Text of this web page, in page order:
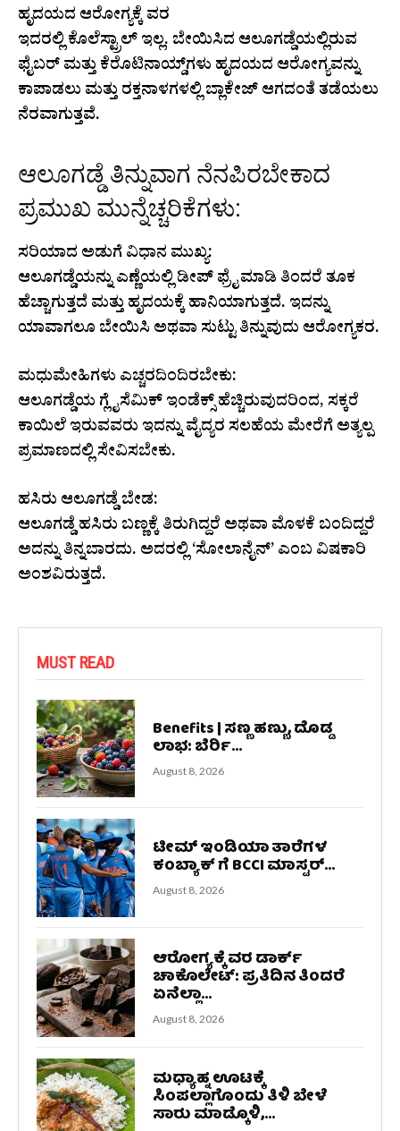
ಹೃದಯದ ಆರೋಗ್ಯಕ್ಕೆ ವರ
ಇದರಲ್ಲಿ ಕೊಲೆಸ್ಟ್ರಾಲ್ ಇಲ್ಲ. ಬೇಯಿಸಿದ ಆಲೂಗಡ್ಡೆಯಲ್ಲಿರುವ
ಫೈಬರ್ ಮತ್ತು ಕೆರೊಟಿನಾಯ್ಡ್‌ಗಳು ಹೃದಯದ ಆರೋಗ್ಯವನ್ನು
ಕಾಪಾಡಲು ಮತ್ತು ರಕ್ತನಾಳಗಳಲ್ಲಿ ಬ್ಲಾಕೇಜ್ ಆಗದಂತೆ ತಡೆಯಲು
ನೆರವಾಗುತ್ತವೆ.
ಆಲೂಗಡ್ಡೆ ತಿನ್ನುವಾಗ ನೆನಪಿರಬೇಕಾದ
ಪ್ರಮುಖ ಮುನ್ನೆಚ್ಚರಿಕೆಗಳು:
ಸರಿಯಾದ ಅಡುಗೆ ವಿಧಾನ ಮುಖ್ಯ:
ಆಲೂಗಡ್ಡೆಯನ್ನು ಎಣ್ಣೆಯಲ್ಲಿ ಡೀಪ್ ಫ್ರೈ ಮಾಡಿ ತಿಂದರೆ ತೂಕ
ಹೆಚ್ಚಾಗುತ್ತದೆ ಮತ್ತು ಹೃದಯಕ್ಕೆ ಹಾನಿಯಾಗುತ್ತದೆ. ಇದನ್ನು
ಯಾವಾಗಲೂ ಬೇಯಿಸಿ ಅಥವಾ ಸುಟ್ಟು ತಿನ್ನುವುದು ಆರೋಗ್ಯಕರ.
ಮಧುಮೇಹಿಗಳು ಎಚ್ಚರದಿಂದಿರಬೇಕು:
ಆಲೂಗಡ್ಡೆಯ ಗ್ಲೈಸೆಮಿಕ್ ಇಂಡೆಕ್ಸ್ ಹೆಚ್ಚಿರುವುದರಿಂದ, ಸಕ್ಕರೆ
ಕಾಯಿಲೆ ಇರುವವರು ಇದನ್ನು ವೈದ್ಯರ ಸಲಹೆಯ ಮೇರೆಗೆ ಅತ್ಯಲ್ಪ
ಪ್ರಮಾಣದಲ್ಲಿ ಸೇವಿಸಬೇಕು.
ಹಸಿರು ಆಲೂಗಡ್ಡೆ ಬೇಡ:
ಆಲೂಗಡ್ಡೆ ಹಸಿರು ಬಣ್ಣಕ್ಕೆ ತಿರುಗಿದ್ದರೆ ಅಥವಾ ಮೊಳಕೆ ಬಂದಿದ್ದರೆ
ಅದನ್ನು ತಿನ್ನಬಾರದು. ಅದರಲ್ಲಿ ‘ಸೋಲಾನೈನ್’ ಎಂಬ ವಿಷಕಾರಿ
ಅಂಶವಿರುತ್ತದೆ.
MUST READ
Benefits | ಸಣ್ಣ ಹಣ್ಣು, ದೊಡ್ಡ
ಲಾಭ: ಬೆರ್ರಿ...
August 8, 2026
ಟೀಮ್ ಇಂಡಿಯಾ ತಾರೆಗಳ
ಕಂಬ್ಯಾಕ್ ಗೆ BCCI ಮಾಸ್ಟರ್...
August 8, 2026
ಆರೋಗ್ಯಕ್ಕೆ ವರ ಡಾರ್ಕ್
ಚಾಕೊಲೇಟ್: ಪ್ರತಿದಿನ ತಿಂದರೆ
ಏನೆಲ್ಲಾ...
August 8, 2026
ಮಧ್ಯಾಹ್ನ ಊಟಕ್ಕೆ
ಸಿಂಪಲ್ಲಾಗೊಂದು ತಿಳಿ ಬೇಳೆ
ಸಾರು ಮಾಡ್ಕೊಳಿ,...